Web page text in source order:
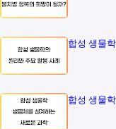
합성 생물
합성 생물